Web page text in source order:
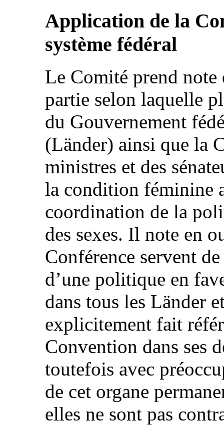
Application de la
système fédéral
Le Comité prend note
partie selon laquelle
du Gouvernement
(Länder) ainsi que la
ministres et des
la condition féminine
coordination de la
des sexes. Il note en
Conférence servent
d’une politique en
dans tous les Länder
explicitement fait
Convention dans ses
toutefois avec
de cet organe
elles ne sont pas